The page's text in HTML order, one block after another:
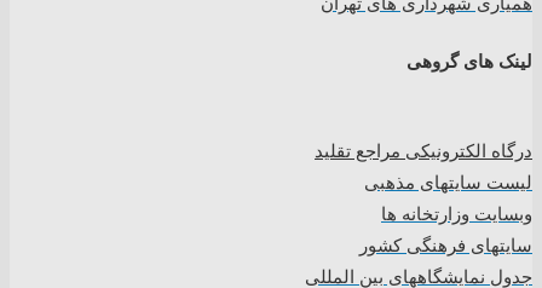
لینک های گروهی
درگاه الکترونیکی مراجع تقلید
لیست سایتهای مذهبی
وبسایت وزارتخانه ها
سایتهای فرهنگی کشور
جدول نمایشگاههای بین المللی